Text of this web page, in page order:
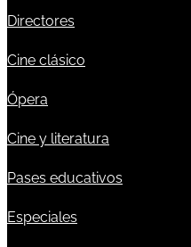
Directores
Cine clásico
Ópera
Cine y literatura
Pases educativos
Especiales